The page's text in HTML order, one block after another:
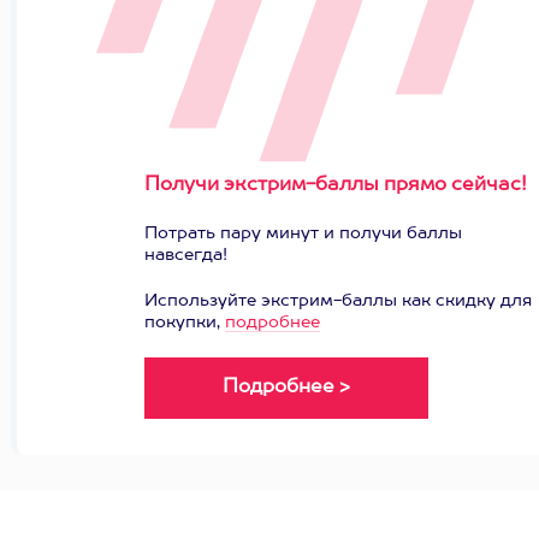
Получи экстрим-баллы прямо сейчас!
Потрать пару минут и получи баллы
навсегда!
Используйте экстрим-баллы как скидку для
покупки, подробнее